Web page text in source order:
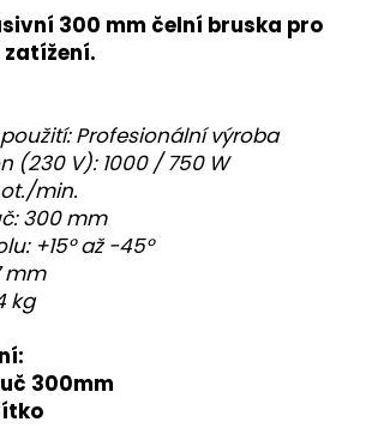
300 mm čelní bruska pro
Profesionální výroba
(230 V): 1000 / 750 W
ot./min.
300 mm
+15° až -45°
mm
kg
300mm